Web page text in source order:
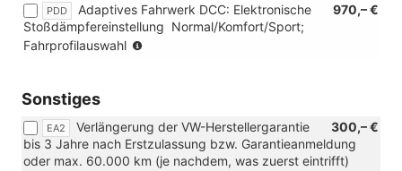
PDD 970,– €
Adaptives Fahrwerk DCC: Elektronische
Stoßdämpfereinstellung  Normal/Komfort/Sport;
Fahrprofilauswahl
KW
TDI
oder
Sonstiges
EA2 300,– €
Verlängerung der VW-Herstellergarantie
bis 3 Jahre nach Erstzulassung bzw. Garantieanmeldung
oder max. 60.000 km (je nachdem, was zuerst eintrifft)